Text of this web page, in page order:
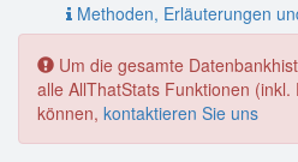
Methoden, Erläuterungen
Um die gesamte
alle AllThatStats Funktionen
können, kontaktieren Sie uns